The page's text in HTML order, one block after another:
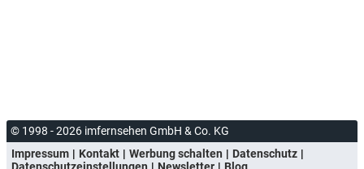
© 1998 - 2026 imfernsehen GmbH & Co. KG
Impressum
Kontakt Werbung schalten
Datenschutz